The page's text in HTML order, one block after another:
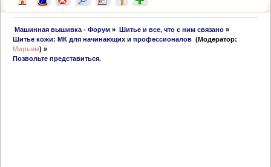
Машинная вышивка - Форум » Шитье и все, что с ним связано»
Шитье кожи: МК для начинающих и профессионалов (Модератор:
Мирьям) »
Позвольте представиться.